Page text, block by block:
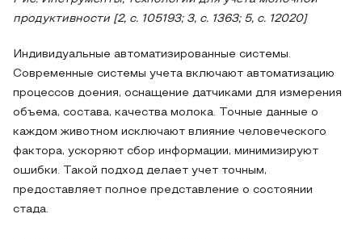
продуктивности [2, с. 105193; 3, с. 1363; 5, с. 12020]
Индивидуальные автоматизированные системы.
Современные системы учета включают автоматизацию
процессов доения, оснащение датчиками для измерения
объема, состава, качества молока. Точные данные о
каждом животном исключают влияние человеческого
фактора, ускоряют сбор информации, минимизируют
ошибки. Такой подход делает учет точным,
предоставляет полное представление о состоянии
стада.